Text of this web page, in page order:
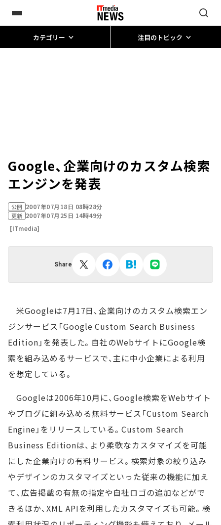
カテゴリー 注目のトピック
Google、企業向けのカスタム検索
エンジンを発表
公開 2007年07月18日 08時28分
更新 2007年07月25日 14時49分
[ITmedia]
Share
米Googleは7月17日、企業向けのカスタム検索エン
ジンサービス「Google Custom Search Business
Edition」を発表した。自社のWebサイトにGoogle検
索を組み込めるサービスで、主に中小企業による利用
を想定している。
Googleは2006年10月に、Google検索をWebサイト
やブログに組み込める無料サービス「Custom Search
Engine」をリリースしている。Custom Search
Business Editionは、より柔軟なカスタマイズを可能
にした企業向けの有料サービス。検索対象の絞り込み
やデザインのカスタマイズといった従来の機能に加え
て、広告掲載の有無の指定や自社ロゴの追加などがで
きるほか、XML APIを利用したカスタマイズも可能。検